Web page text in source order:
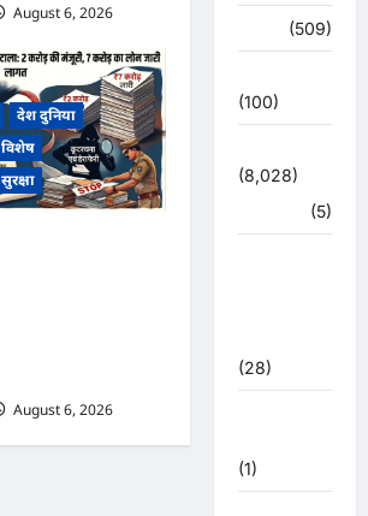
August 6, 2026
देश दुनिया
विशेष
सुरक्षा
August 6, 2026
(509)
(100)
(8,028)
(5)
(28)
(1)